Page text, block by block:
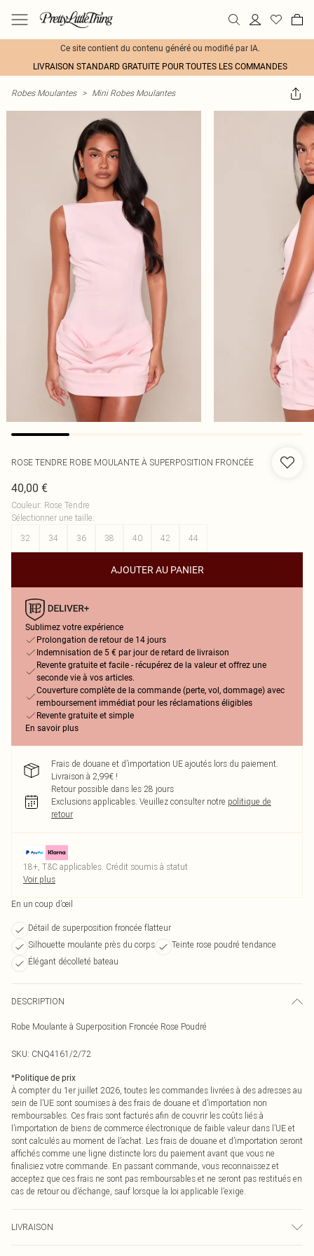
Ce site contient du contenu généré ou modifié par IA.
LIVRAISON STANDARD GRATUITE POUR TOUTES LES COMMANDES
Robes Moulantes > Mini Robes Moulantes
ROSE TENDRE ROBE MOULANTE À SUPERPOSITION FRONCÉE
40,00 €
Couleur: Rose Tendre
Sélectionner une taille:
32
34 36 38 40 42 44
AJOUTER AU PANIER
Sublimez votre expérience
Prolongation de retour de 14 jours
Indemnisation de 5 € par jour de retard de livraison
Revente gratuite et facile - récupérez de la valeur et offrez une
seconde vie à vos articles.
Couverture complète de la commande (perte, vol, dommage) avec
remboursement immédiat pour les réclamations éligibles
Revente gratuite et simple
En savoir plus
Frais de douane et d’importation UE ajoutés lors du paiement.
Livraison à 2,99€ !
Retour possible dans les 28 jours
Exclusions applicables. Veuillez consulter notre politique de
retour
18+, T&C applicables. Crédit soumis à statut
Voir plus
En un coup d’œil
Détail de superposition froncée flatteur
Silhouette moulante près du corps
Teinte rose poudré tendance
Élégant décolleté bateau
DESCRIPTION
Robe Moulante à Superposition Froncée Rose Poudré
SKU: CNQ4161/2/72
*Politique de prix
À compter du 1er juillet 2026, toutes les commandes livrées à des adresses au
sein de l’UE sont soumises à des frais de douane et d’importation non
remboursables. Ces frais sont facturés afin de couvrir les coûts liés à
l’importation de biens de commerce électronique de faible valeur dans l’UE et
sont calculés au moment de l’achat. Les frais de douane et d’importation seront
affichés comme une ligne distincte lors du paiement avant que vous ne
finalisiez votre commande. En passant commande, vous reconnaissez et
acceptez que ces frais ne sont pas remboursables et ne seront pas restitués en
cas de retour ou d’échange, sauf lorsque la loi applicable l’exige.
LIVRAISON